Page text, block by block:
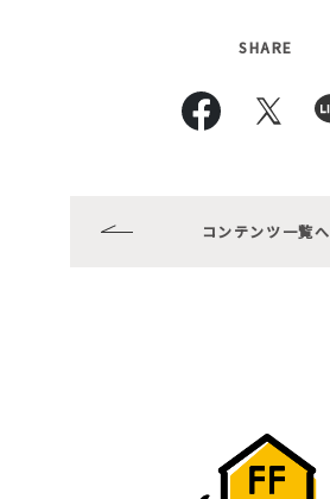
SHARE
コンテンツ一覧へ